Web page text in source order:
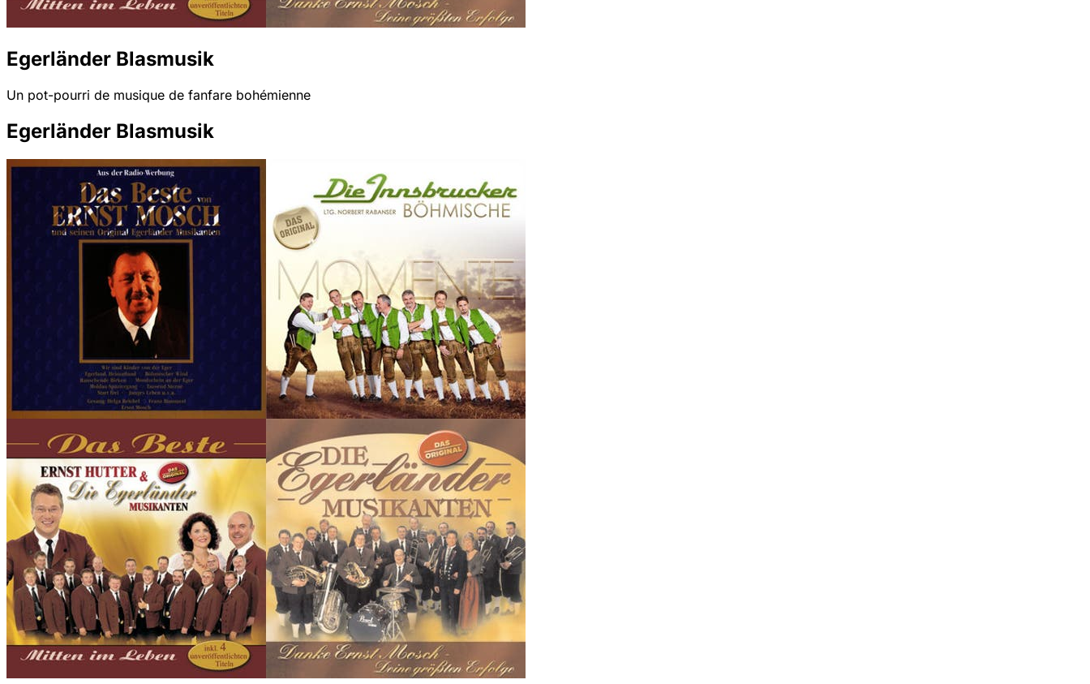
Egerländer Blasmusik
Un pot-pourri de musique de fanfare bohémienne
Egerländer Blasmusik